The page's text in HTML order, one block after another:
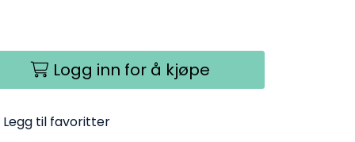
Logg inn for å kjøpe
Legg til favoritter